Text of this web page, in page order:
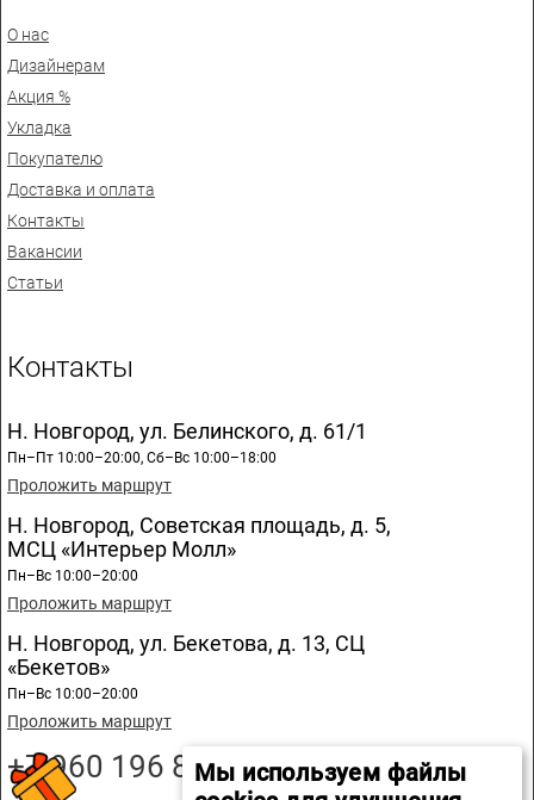
О нас
Дизайнерам
Акция %
Укладка
Покупателю
Доставка и оплата
Контакты
Вакансии
Статьи
Контакты
Н. Новгород, ул. Белинского, д. 61/1
Пн–Пт 10:00–20:00, Сб–Вс 10:00–18:00
Проложить маршрут
Н. Новгород, Советская площадь, д. 5,
МСЦ «Интерьер Молл»
Пн–Вс 10:00–20:00
Проложить маршрут
Н. Новгород, ул. Бекетова, д. 13, СЦ
«Бекетов»
Пн–Вс 10:00–20:00
Проложить маршрут
+7 960 196 89 20Мы используем файлы